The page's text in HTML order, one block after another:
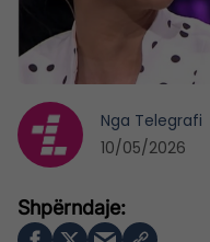
Nga Telegrafi
10/05/2026